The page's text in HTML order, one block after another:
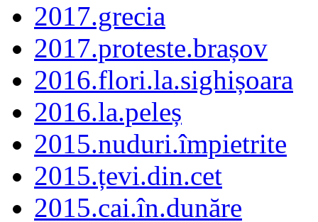
2017.grecia
2017.proteste.brașov
2016.flori.la.sighișoara
2016.la.peleș
2015.nuduri.împietrite
2015.țevi.din.cet
2015.cai.în.dunăre